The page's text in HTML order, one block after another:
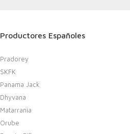
Productores Españoles
Pradorey
SKFK
Panama Jack
Dhyvana
Matarrania
Orube